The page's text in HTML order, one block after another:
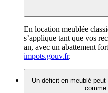
En location meublée
s’applique tant que vos
an, avec un abattement
impots.gouv.fr.
Un déficit en meublé
comme